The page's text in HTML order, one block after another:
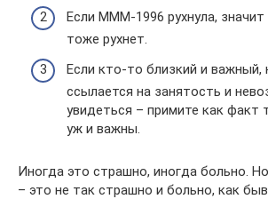
Если МММ-1996 рухнула,
тоже рухнет.
Если кто-то близкий и
ссылается на занятость и
увидеться – примите как факт
уж и важны.
Иногда это страшно, иногда больно.
– это не так страшно и больно, как